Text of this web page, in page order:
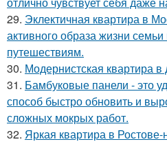
29. Эклектичная квартира в
активного образа жизни
путешествиям.
30. Модернистская квартира
31. Бамбуковые панели - это
способ быстро обновить и
сложных мокрых работ.
32. Яркая квартира в